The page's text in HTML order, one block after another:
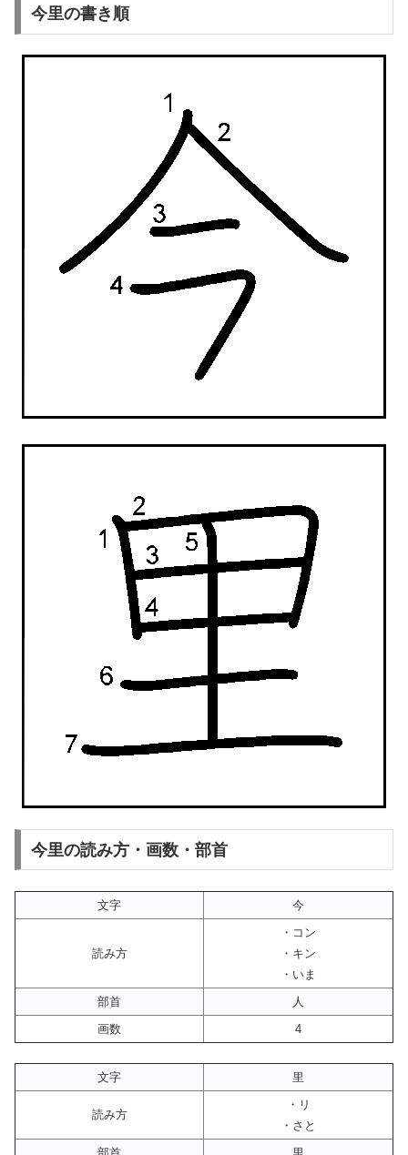
今里の書き順
今里の読み方・画数・部首
文字 今
読み方
・コン
・キン
・いま
部首
人
画数
4
文字 里
読み方
・リ
・さと